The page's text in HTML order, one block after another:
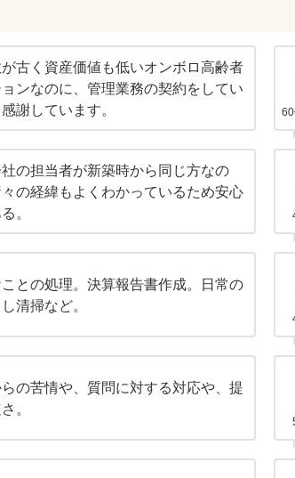
古く資産価値も低いオンボロ高齢者
ンなのに、管理業務の契約をしてい
謝しています。
の担当者が新築時から同じ方なの
の経緯もよくわかっているため安心
。
との処理。決算報告書作成。日常の
清掃など。
の苦情や、質問に対する対応や、提
。